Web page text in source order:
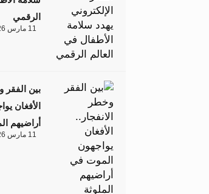
الرقمي
11 مارس 2026 - 13:44
بين الفقر
الأفغان
أراضيهم
11 مارس 2026 - 11:19